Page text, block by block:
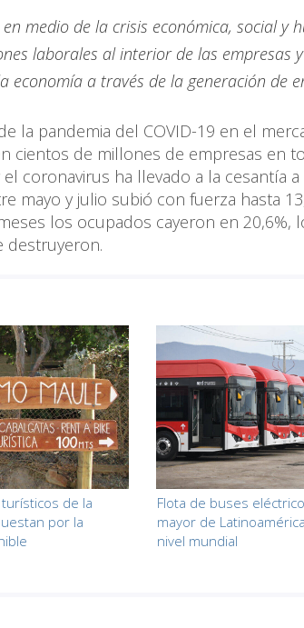
medio de la crisis económica, social y
laborales al interior de las empresas
a través de la generación de
la pandemia del COVID-19 en el
cientos de millones de empresas en
coronavirus ha llevado a la cesantía a
mayo y julio subió con fuerza hasta
los ocupados cayeron en 20,6%,
destruyeron.
de la
por la
Flota de buses
mayor de
nivel mundial